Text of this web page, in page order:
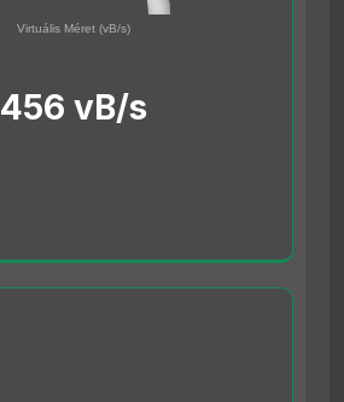
Virtuális Méret (vB/s)500000000
456 vB/s